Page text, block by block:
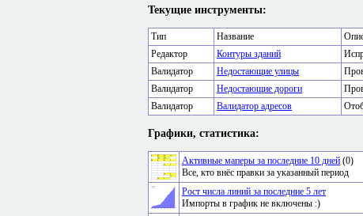
Текущие инструменты:
Тип Название
Редактор
Контуры зданий
Валидатор
Недостающие улицы
Валидатор
Недостающие дороги
Валидатор
Валидатор адресов
Графики, статистика:
Активные маперы за последние 10 дней (0)
Все, кто внёс правки за указанный период
Рост числа линий за последние 5 лет
Импорты в график не включены :)